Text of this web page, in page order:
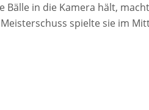
Bälle in die Kamera hält,
spielte sie im